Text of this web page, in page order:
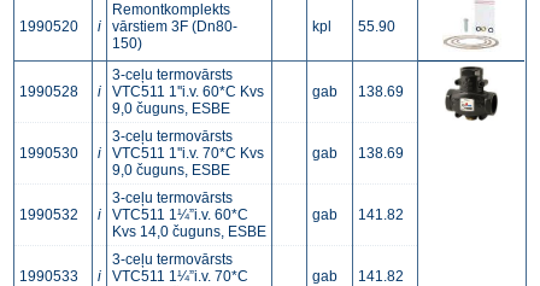
1990520 i
Remontkomplekts
vārstiem 3F (Dn80-
150)
kpl 55.90
1990528 i
3-ceļu termovārsts
VTC511 1''i.v. 60*C Kvs
9,0 čuguns, ESBE
gab 138.69
1990530 i
3-ceļu termovārsts
VTC511 1''i.v. 70*C Kvs
9,0 čuguns, ESBE
gab 138.69
1990532 i
3-ceļu termovārsts
VTC511 1¼”i.v. 60*C
Kvs 14,0 čuguns, ESBE
gab 141.82
1990533 i
3-ceļu termovārsts
VTC511 1¼”i.v. 70*C
gab 141.82